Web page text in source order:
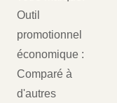
Outil
promotionnel
économique :
Comparé à
d'autres